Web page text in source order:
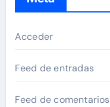
Acceder
Feed de entradas
Feed de comentarios